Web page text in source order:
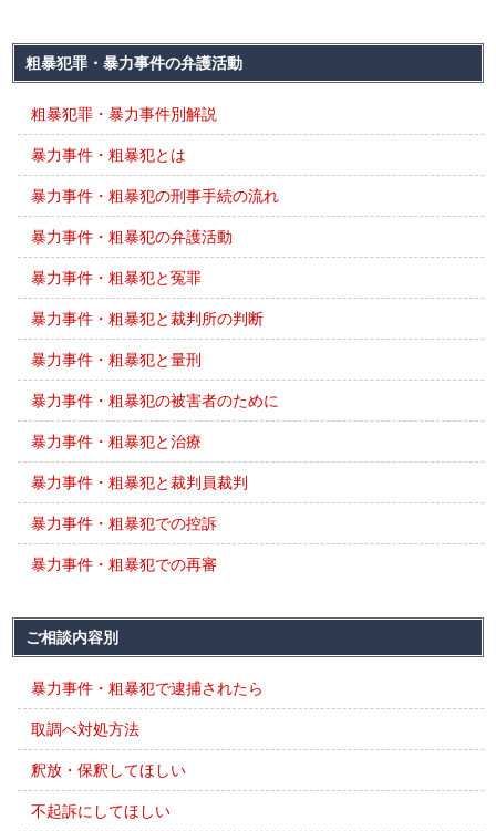
粗暴犯罪・暴力事件の弁護活動
粗暴犯罪・暴力事件別解説
暴力事件・粗暴犯とは
暴力事件・粗暴犯の刑事手続の流れ
暴力事件・粗暴犯の弁護活動
暴力事件・粗暴犯と冤罪
暴力事件・粗暴犯と裁判所の判断
暴力事件・粗暴犯と量刑
暴力事件・粗暴犯の被害者のために
暴力事件・粗暴犯と治療
暴力事件・粗暴犯と裁判員裁判
暴力事件・粗暴犯での控訴
暴力事件・粗暴犯での再審
ご相談内容別
暴力事件・粗暴犯で逮捕されたら
取調べ対処方法
釈放・保釈してほしい
不起訴にしてほしい